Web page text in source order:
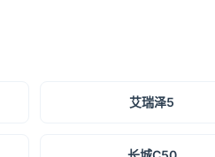
艾瑞泽5